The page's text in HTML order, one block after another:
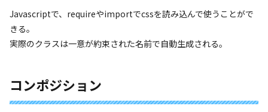
Javascriptで、requireやimportでcssを読み込んで使うことがで
きる。
実際のクラスは一意が約束された名前で自動生成される。
コンポジション